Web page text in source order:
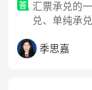
汇票承兑的
兑、单纯承
原则 付款人（承兑人）可依自身独立意思决定是
季思嘉